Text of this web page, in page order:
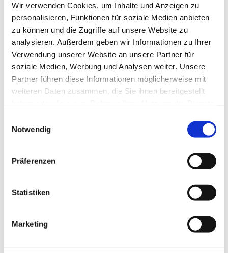
Wir verwenden Cookies, um Inhalte und Anzeigen zu
personalisieren, Funktionen für soziale Medien anbieten
zu können und die Zugriffe auf unsere Website zu
analysieren. Außerdem geben wir Informationen zu Ihrer
Verwendung unserer Website an unsere Partner für
soziale Medien, Werbung und Analysen weiter. Unsere
Partner führen diese Informationen möglicherweise mit
weiteren Daten zusammen, die Sie ihnen bereitgestellt
Notwendig
Präferenzen
Statistiken
Marketing
Dies könnte Sie auch
interessieren